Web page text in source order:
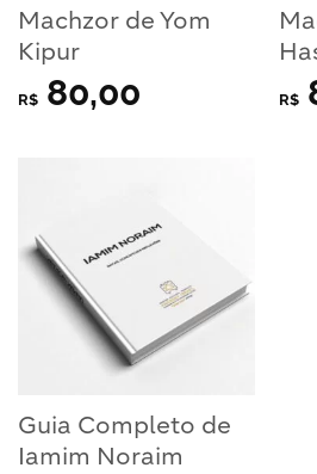
Machzor de Yom
Kipur
R$80,00 R$
Guia Completo de
Iamim Noraim